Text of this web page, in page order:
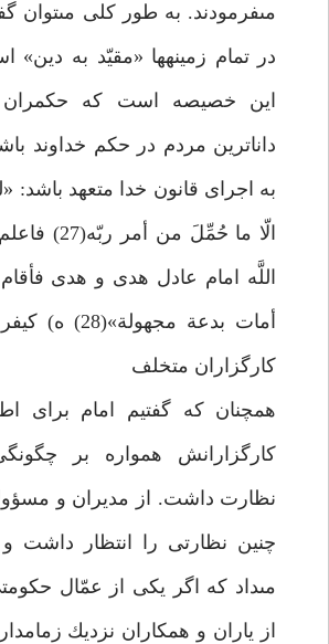
مى‏فرمودند. به طور كلى مى‏توان
در تمام زمينه‏ها «مقيّد به دين»
اين خصيصه است كه حكمران
به اجراى قانون خدا متعهد باشد:
الّا ما حُمِّلَ من
اللَّه امام عادل هدى و هدى
أمات بدعة
كارگزاران متخلف
همچنان كه گفتيم امام براى
كارگزارانش همواره بر
نظارت داشت. از مديران و
چنين نظارتى را انتظار داشت و
مى‏داد كه اگر يكى از عمّال
از ياران و همكاران نزديك